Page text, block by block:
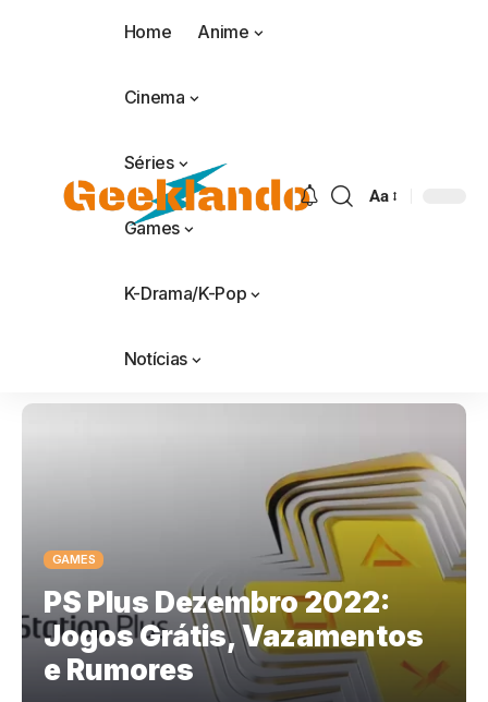
Home Anime
Cinema
Séries
Games
K-Drama/K-Pop
Notícias
Aa
GAMES
PS Plus Dezembro 2022:
Jogos Grátis, Vazamentos
e Rumores